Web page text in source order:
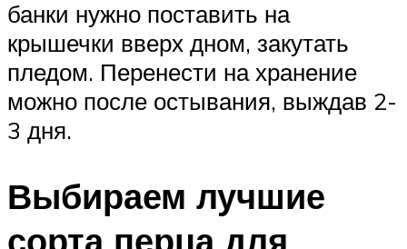
банки нужно поставить на
крышечки вверх дном, закутать
пледом. Перенести на хранение
можно после остывания, выждав 2-
3 дня.
Выбираем лучшие